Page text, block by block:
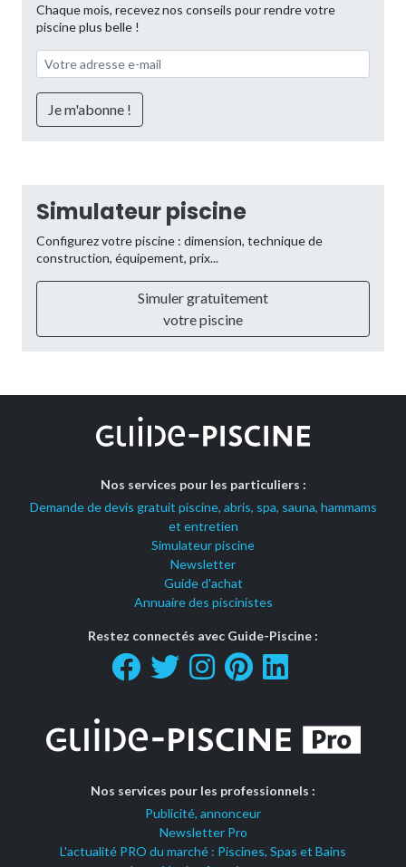
Chaque mois, recevez nos conseils pour rendre votre
piscine plus belle !
Simulateur piscine
Configurez votre piscine : dimension, technique de
construction, équipement, prix...
Simuler gratuitement
votre piscine
Nos services pour les particuliers :
Demande de devis gratuit piscine, abris, spa, sauna, hammams
et entretien
Simulateur piscine
Newsletter
Guide d'achat
Annuaire des piscinistes
Restez connectés avec Guide-Piscine :
Nos services pour les professionnels :
Publicité, annonceur
Newsletter Pro
L'actualité PRO du marché : Piscines, Spas et Bains